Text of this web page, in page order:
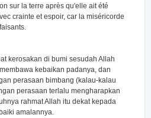
sur la terre après qu'elle ait été
crainte et espoir, car la miséricorde
kerosakan di bumi sesudah Allah
kebaikan padanya, dan
perasaan bimbang (kalau-kalau
perasaan terlalu mengharapkan
rahmat Allah itu dekat kepada
amalannya.